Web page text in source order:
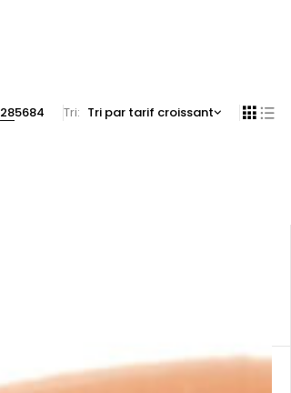
285684 Tri Tri par tarif croissant